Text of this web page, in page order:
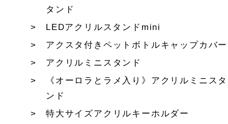
タンド
LEDアクリルスタンドmini
アクスタ付きペットボトルキャップカバー
アクリルミニスタンド
《オーロラとラメ入り》アクリルミニスタ
ンド
特大サイズアクリルキーホルダー